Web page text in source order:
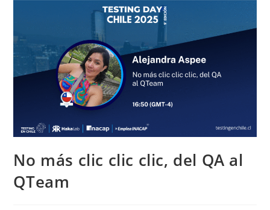
No más clic clic clic, del QA al
QTeam